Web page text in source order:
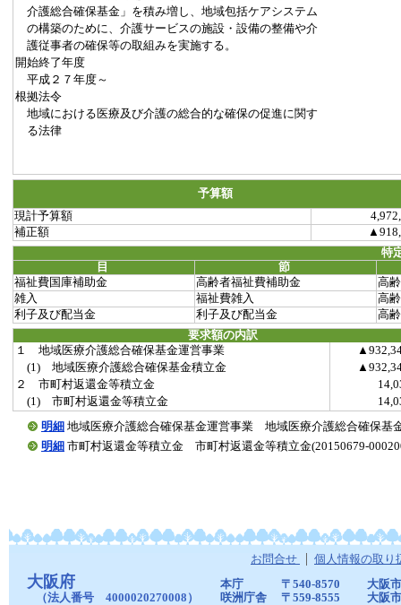
介護総合確保基金」を積み増し、地域包括ケアシステム
の構築のために、介護サービスの施設・設備の整備や介
護従事者の確保等の取組みを実施する。
開始終了年度
平成２７年度～
根拠法令
地域における医療及び介護の総合的な確保の促進に関す
る法律
予算額
現計予算額
補正額
特
目
節
福祉費国庫補助金
高齢者福祉費補助金
高
雑入
福祉費雑入
高
利子及び配当金
利子及び配当金
高
要求額の内訳
１ 地域医療介護総合確保基金運営事業
(1) 地域医療介護総合確保基金積立金
２ 市町村返還金等積立金
(1) 市町村返還金等積立金
明細 地域医療介護総合確保基金運営事業 地域医療介護総合確保基
明細 市町村返還金等積立金 市町村返還金等積立金(20150679-
お問合せ 個人情報の取り
大阪府
（法人番号 4000020270008）
本庁 〒540-8570
大阪
咲洲庁舎
〒559-8555
大阪